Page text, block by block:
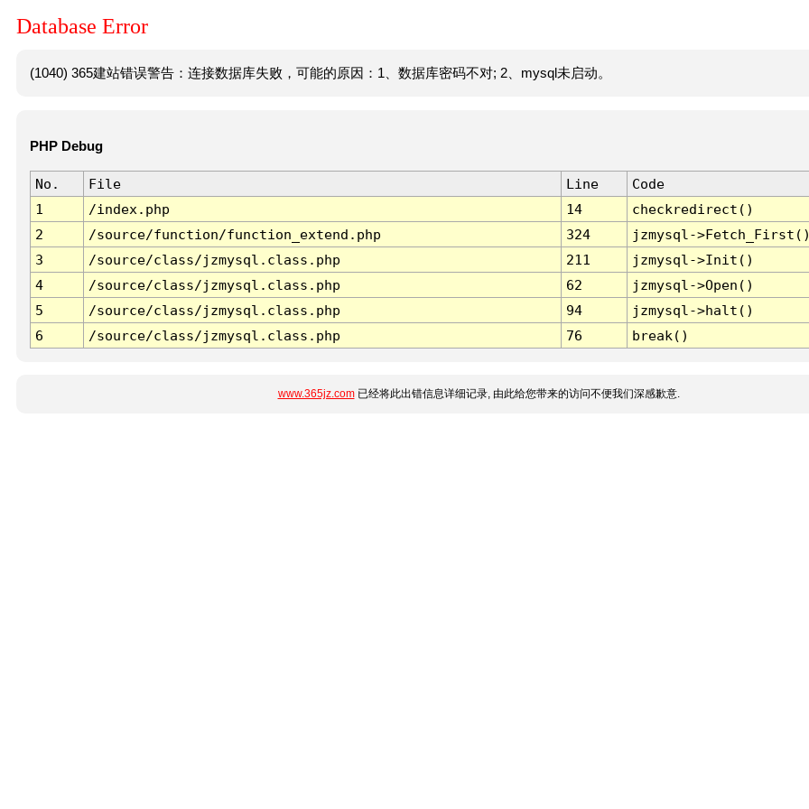
Database Error
(1040) 365建站错误警告：连接数据库失败，可能的原因：1、数据库密码不对; 2、mysql未启动。
PHP Debug
No. File Line
Code
1
/index.php 14
checkredirect()
2
/source/function/function_extend.php 324
jzmysql-
3
/source/class/jzmysql.class.php 211
jzmysql->Init()
4
/source/class/jzmysql.class.php 62
jzmysql->Open()
5
/source/class/jzmysql.class.php 94
jzmysql->halt()
6
/source/class/jzmysql.class.php 76 break()
www.365jz.com已经将此出错信息详细记录, 由此给您带来的访问不便我们深感歉意.